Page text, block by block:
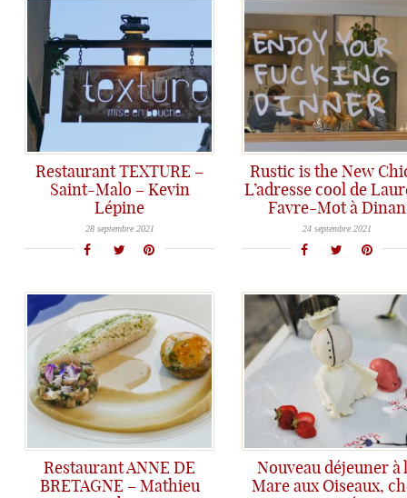
Restaurant TEXTURE –
Saint-Malo – Kevin
Lépine
Restaurant Texture dans Saint-Malo intramuros: la cuisine de Kevin Lépine titille le palais avec des saveurs d'ici et d'ailleurs...
28 septembre 2021
Rustic is the New
L’adresse cool de
Favre-Mot à Dinan
Rustic is the new chic, la dernière adresse de restauration de Laurent Favre-Mot en Bretagne...
24 septembre 2021
Restaurant ANNE DE
BRETAGNE – Mathieu
Nouveau déjeuner à
Mare aux Oiseaux,